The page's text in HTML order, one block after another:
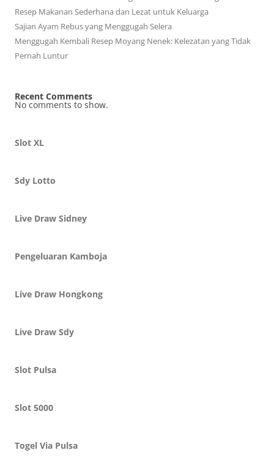
Resep Makanan Sederhana dan Lezat untuk Keluarga
Sajian Ayam Rebus yang Menggugah Selera
Menggugah Kembali Resep Moyang Nenek: Kelezatan yang Tidak
Pernah Luntur
Recent Comments
No comments to show.
Slot XL
Sdy Lotto
Live Draw Sidney
Pengeluaran Kamboja
Live Draw Hongkong
Live Draw Sdy
Slot Pulsa
Slot 5000
Togel Via Pulsa